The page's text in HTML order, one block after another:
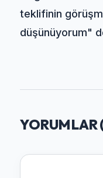
teklifinin
düşünüyorum"
YORUMLAR